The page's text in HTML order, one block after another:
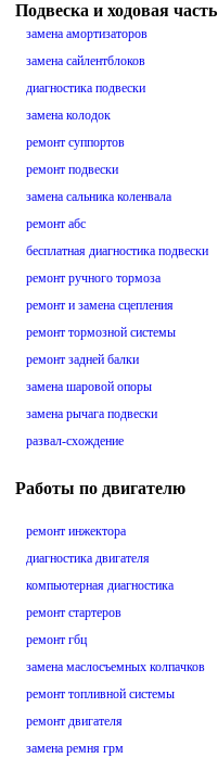
Подвеска и ходовая часть
замена амортизаторов
замена сайлентблоков
диагностика подвески
замена колодок
ремонт суппортов
ремонт подвески
замена сальника коленвала
ремонт абс
бесплатная диагностика подвески
ремонт ручного тормоза
ремонт и замена сцепления
ремонт тормозной системы
ремонт задней балки
замена шаровой опоры
замена рычага подвески
развал-схождение
Работы по двигателю
ремонт инжектора
диагностика двигателя
компьютерная диагностика
ремонт стартеров
ремонт гбц
замена маслосъемных колпачков
ремонт топливной системы
ремонт двигателя
замена ремня грм